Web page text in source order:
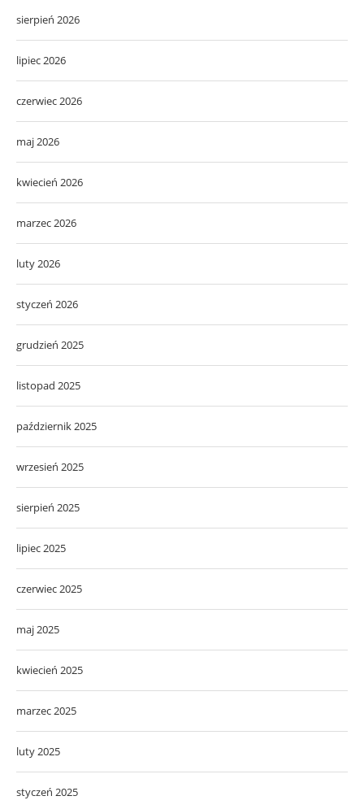
sierpień 2026
lipiec 2026
czerwiec 2026
maj 2026
kwiecień 2026
marzec 2026
luty 2026
styczeń 2026
grudzień 2025
listopad 2025
październik 2025
wrzesień 2025
sierpień 2025
lipiec 2025
czerwiec 2025
maj 2025
kwiecień 2025
marzec 2025
luty 2025
styczeń 2025